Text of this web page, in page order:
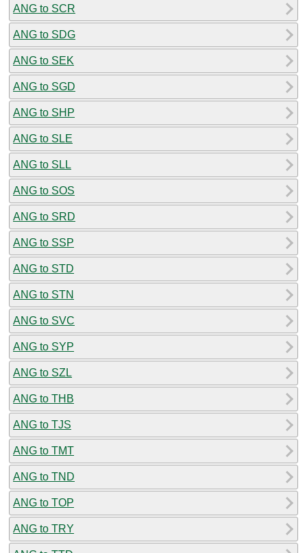
ANG to SCR
ANG to SDG
ANG to SEK
ANG to SGD
ANG to SHP
ANG to SLE
ANG to SLL
ANG to SOS
ANG to SRD
ANG to SSP
ANG to STD
ANG to STN
ANG to SVC
ANG to SYP
ANG to SZL
ANG to THB
ANG to TJS
ANG to TMT
ANG to TND
ANG to TOP
ANG to TRY